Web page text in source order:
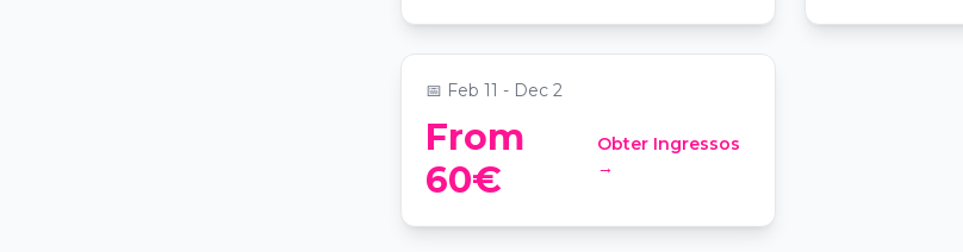
📍The Barcelona EDITION
📅 Feb 11 - Dec 2
From
60€
Obter Ingressos
→